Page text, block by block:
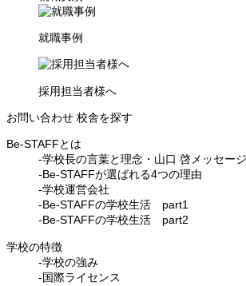
就職事例
採用担当者様へ
お問い合わせ 校舎を探す
Be-STAFFとは
-学校長の言葉と理念・山口 啓メッセージ
-Be-STAFFが選ばれる4つの理由
-学校運営会社
-Be-STAFFの学校生活 part1
-Be-STAFFの学校生活 part2
学校の特徴
-学校の強み
-国際ライセンス